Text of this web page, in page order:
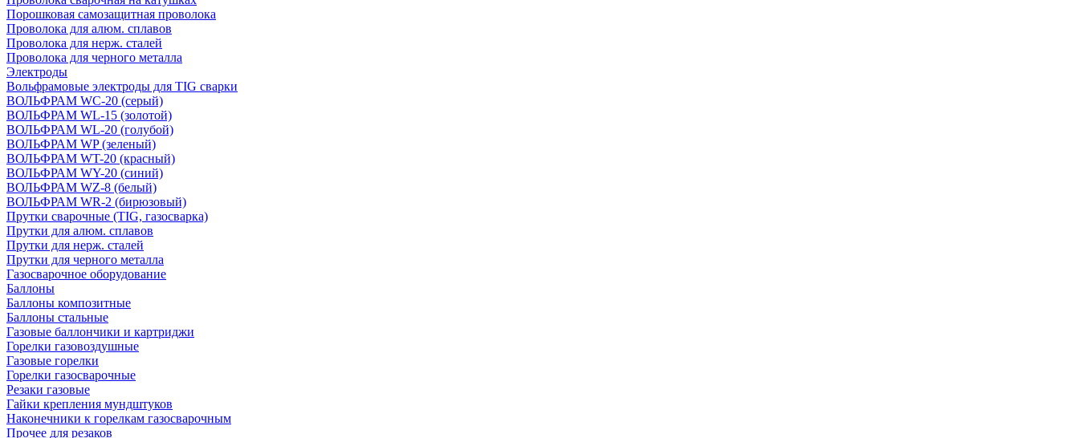
Порошковая самозащитная проволока
Проволока для алюм. сплавов
Проволока для нерж. сталей
Проволока для черного металла
Электроды
Вольфрамовые электроды для TIG сварки
ВОЛЬФРАМ WC-20 (серый)
ВОЛЬФРАМ WL-15 (золотой)
ВОЛЬФРАМ WL-20 (голубой)
ВОЛЬФРАМ WP (зеленый)
ВОЛЬФРАМ WT-20 (красный)
ВОЛЬФРАМ WY-20 (синий)
ВОЛЬФРАМ WZ-8 (белый)
ВОЛЬФРАМ WR-2 (бирюзовый)
Прутки сварочные (TIG, газосварка)
Прутки для алюм. сплавов
Прутки для нерж. сталей
Прутки для черного металла
Газосварочное оборудование
Баллоны
Баллоны композитные
Баллоны стальные
Газовые баллончики и картриджи
Горелки газовоздушные
Газовые горелки
Горелки газосварочные
Резаки газовые
Гайки крепления мундштуков
Наконечники к горелкам газосварочным
Прочее для резаков